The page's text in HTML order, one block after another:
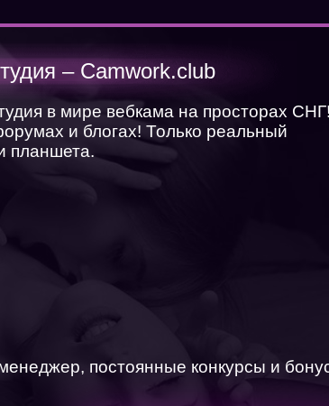
– Camwork.club
в мире вебкама на просторах СНГ!
и блогах! Только реальный
планшета.
постоянные конкурсы и
моделей?